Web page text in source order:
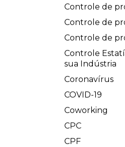
Controle de
Controle de
Controle de
Controle
sua Indústria
Coronavírus
COVID-19
Coworking
CPC
CPF